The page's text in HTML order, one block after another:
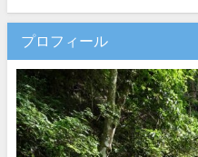
プロフィール